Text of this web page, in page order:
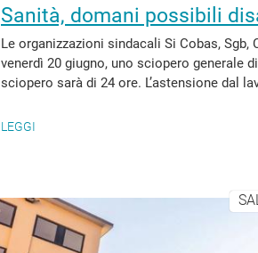
Sanità, domani possibili
Le organizzazioni sindacali Si Cobas,
venerdì 20 giugno, uno sciopero generale
sciopero sarà di 24 ore. L’astensione dal
LEGGI